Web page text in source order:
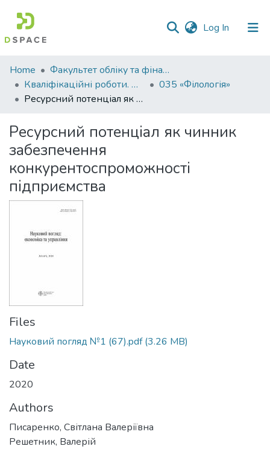
Log In (current)
Communities
&
Collections
Statistics
Home
Факультет обліку та фінансів
Кваліфікаційні роботи. Факультет обліку та фінансів
035 «Філологія»
Ресурсний потенціал як чинник забезпечення конкурентоспроможності підприємства
Ресурсний потенціал як чинник
забезпечення
конкурентоспроможності
підприємства
Files
Науковий погляд №1 (67).pdf(3.26 MB)
Date
2020
Authors
Писаренко, Світлана Валеріївна
Решетник, Валерій